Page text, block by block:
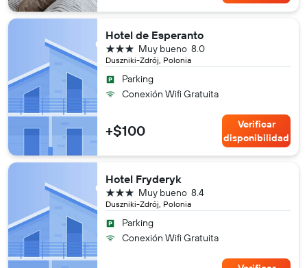
Hotel de Esperanto
Duszniki-Zdrój, Polonia
8.0
Muy bueno
3 estrellas
Parking
Conexión Wifi Gratuita
+$100
Verificar
disponibilidad
Hotel Fryderyk
Duszniki-Zdrój, Polonia
8.4
Muy bueno
3 estrellas
Parking
Conexión Wifi Gratuita